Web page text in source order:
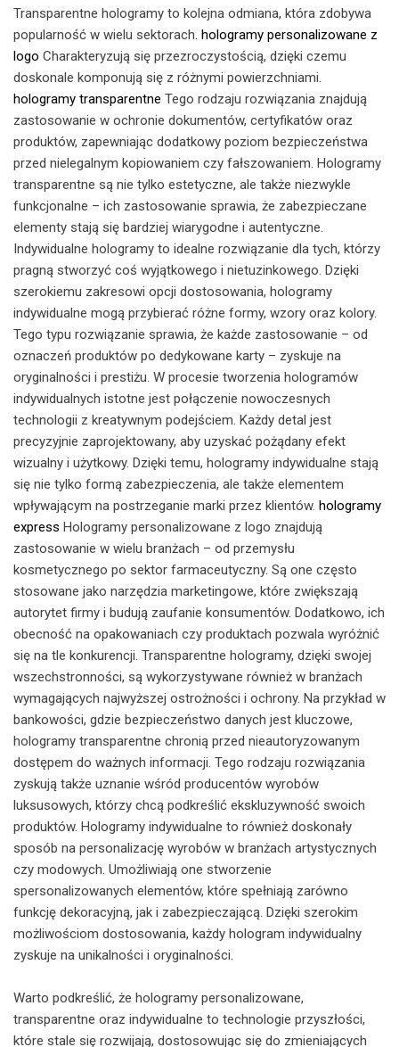
Transparentne hologramy to kolejna odmiana, która zdobywa
popularność w wielu sektorach. hologramy personalizowane z
logo Charakteryzują się przezroczystością, dzięki czemu
doskonale komponują się z różnymi powierzchniami.
hologramy transparentne Tego rodzaju rozwiązania znajdują
zastosowanie w ochronie dokumentów, certyfikatów oraz
produktów, zapewniając dodatkowy poziom bezpieczeństwa
przed nielegalnym kopiowaniem czy fałszowaniem. Hologramy
transparentne są nie tylko estetyczne, ale także niezwykle
funkcjonalne – ich zastosowanie sprawia, że zabezpieczane
elementy stają się bardziej wiarygodne i autentyczne.
Indywidualne hologramy to idealne rozwiązanie dla tych, którzy
pragną stworzyć coś wyjątkowego i nietuzinkowego. Dzięki
szerokiemu zakresowi opcji dostosowania, hologramy
indywidualne mogą przybierać różne formy, wzory oraz kolory.
Tego typu rozwiązanie sprawia, że każde zastosowanie – od
oznaczeń produktów po dedykowane karty – zyskuje na
oryginalności i prestiżu. W procesie tworzenia hologramów
indywidualnych istotne jest połączenie nowoczesnych
technologii z kreatywnym podejściem. Każdy detal jest
precyzyjnie zaprojektowany, aby uzyskać pożądany efekt
wizualny i użytkowy. Dzięki temu, hologramy indywidualne stają
się nie tylko formą zabezpieczenia, ale także elementem
wpływającym na postrzeganie marki przez klientów. hologramy
express Hologramy personalizowane z logo znajdują
zastosowanie w wielu branżach – od przemysłu
kosmetycznego po sektor farmaceutyczny. Są one często
stosowane jako narzędzia marketingowe, które zwiększają
autorytet firmy i budują zaufanie konsumentów. Dodatkowo, ich
obecność na opakowaniach czy produktach pozwala wyróżnić
się na tle konkurencji. Transparentne hologramy, dzięki swojej
wszechstronności, są wykorzystywane również w branżach
wymagających najwyższej ostrożności i ochrony. Na przykład w
bankowości, gdzie bezpieczeństwo danych jest kluczowe,
hologramy transparentne chronią przed nieautoryzowanym
dostępem do ważnych informacji. Tego rodzaju rozwiązania
zyskują także uznanie wśród producentów wyrobów
luksusowych, którzy chcą podkreślić ekskluzywność swoich
produktów. Hologramy indywidualne to również doskonały
sposób na personalizację wyrobów w branżach artystycznych
czy modowych. Umożliwiają one stworzenie
spersonalizowanych elementów, które spełniają zarówno
funkcję dekoracyjną, jak i zabezpieczającą. Dzięki szerokim
możliwościom dostosowania, każdy hologram indywidualny
zyskuje na unikalności i oryginalności.
Warto podkreślić, że hologramy personalizowane,
transparentne oraz indywidualne to technologie przyszłości,
które stale się rozwijają, dostosowując się do zmieniających